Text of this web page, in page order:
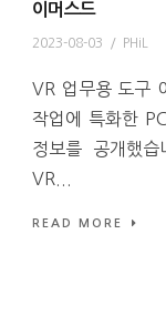
이머스드
2023-08-03 / PHiL
VR 업무용 도구
작업에 특화한
정보를 공개했
VR...
READ MORE